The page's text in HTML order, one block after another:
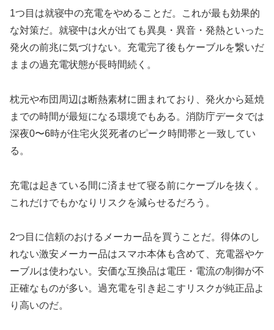
1つ目は就寝中の充電をやめることだ。これが最も効果的
な対策だ。就寝中は火が出ても異臭・異音・発熱といった
発火の前兆に気づけない。充電完了後もケーブルを繋いだ
ままの過充電状態が長時間続く。
枕元や布団周辺は断熱素材に囲まれており、発火から延焼
までの時間が最短になる環境でもある。消防庁データでは
深夜0〜6時が住宅火災死者のピーク時間帯と一致してい
る。
充電は起きている間に済ませて寝る前にケーブルを抜く。
これだけでもかなりリスクを減らせるだろう。
2つ目に信頼のおけるメーカー品を買うことだ。得体のし
れない激安メーカー品はスマホ本体も含めて、充電器やケ
ーブルは使わない。安価な互換品は電圧・電流の制御が不
正確なものが多い。過充電を引き起こすリスクが純正品よ
り高いのだ。